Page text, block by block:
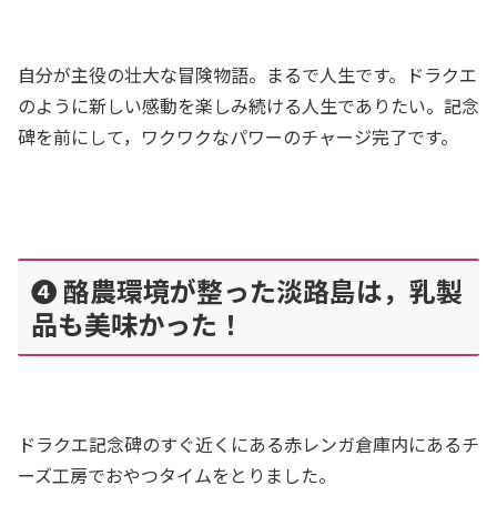
自分が主役の壮大な冒険物語。まるで人生です。ドラクエ
のように新しい感動を楽しみ続ける人生でありたい。記念
碑を前にして，ワクワクなパワーのチャージ完了です。
❹ 酪農環境が整った淡路島は，乳製
品も美味かった！
ドラクエ記念碑のすぐ近くにある赤レンガ倉庫内にあるチ
ーズ工房でおやつタイムをとりました。